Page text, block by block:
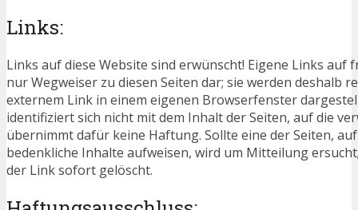
Links:
Links auf diese Website sind erwünscht! Eigene Links auf
nur Wegweiser zu diesen Seiten dar; sie werden deshalb
externem Link in einem eigenen Browserfenster
identifiziert sich nicht mit dem Inhalt der Seiten, auf die
übernimmt dafür keine Haftung. Sollte eine der Seiten,
bedenkliche Inhalte aufweisen, wird um Mitteilung
der Link sofort gelöscht.